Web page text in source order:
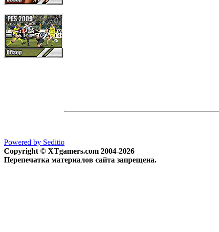
Powered by Seditio
Copyright © XTgamers.com 2004-2026
Перепечатка материалов сайта запрещена.